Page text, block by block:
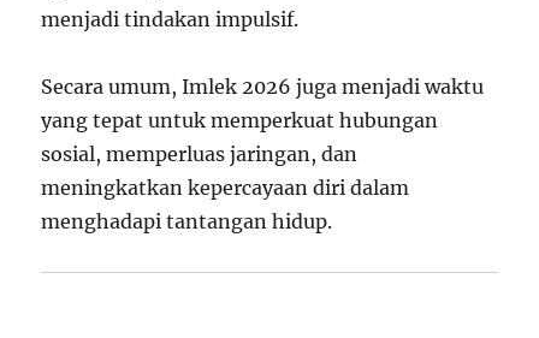
menjadi tindakan impulsif.
Secara umum, Imlek 2026 juga menjadi waktu
yang tepat untuk memperkuat hubungan
sosial, memperluas jaringan, dan
meningkatkan kepercayaan diri dalam
menghadapi tantangan hidup.